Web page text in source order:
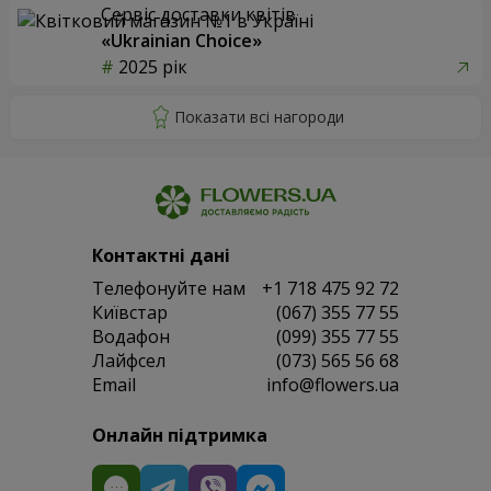
Сервіс доставки квітів
«Ukrainian Choice»
2025 рік
Контактні дані
Телефонуйте нам
+1 718 475 92 72
Київстар
(067) 355 77 55
Водафон
(099) 355 77 55
Лайфсел
(073) 565 56 68
Email
info@flowers.ua
Онлайн підтримка